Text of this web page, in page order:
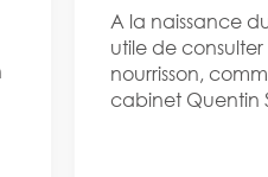
A la naissance
utile de
nourrisson,
cabinet Quentin